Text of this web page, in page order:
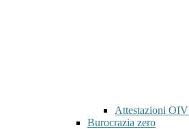
Attestazioni OIV
Burocrazia zero